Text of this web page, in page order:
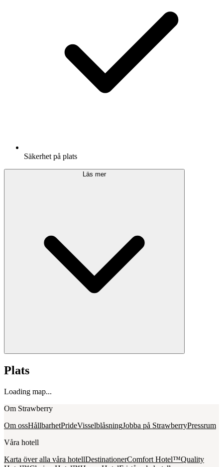
Säkerhet på plats
Läs mer
Plats
Loading map...
Om Strawberry
Om ossHållbarhetPrideVisselblåsningJobba på StrawberryPressrum
Våra hotell
Karta över alla våra hotellDestinationerComfort Hotel™Quality